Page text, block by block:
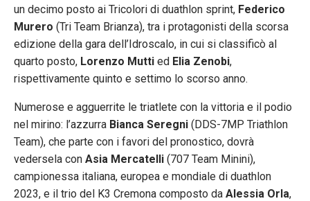
un decimo posto ai Tricolori di duathlon sprint, Federico
Murero (Tri Team Brianza), tra i protagonisti della scorsa
edizione della gara dell’Idroscalo, in cui si classificò al
quarto posto, Lorenzo Mutti ed Elia Zenobi,
rispettivamente quinto e settimo lo scorso anno.
Numerose e agguerrite le triatlete con la vittoria e il podio
nel mirino: l’azzurra Bianca Seregni (DDS-7MP Triathlon
Team), che parte con i favori del pronostico, dovrà
vedersela con Asia Mercatelli (707 Team Minini),
campionessa italiana, europea e mondiale di duathlon
2023, e il trio del K3 Cremona composto da Alessia Orla,